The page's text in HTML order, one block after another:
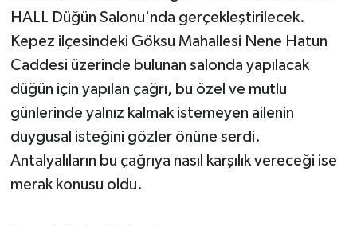
HALL Düğün Salonu'nda gerçekleştirilecek.
Kepez ilçesindeki Göksu Mahallesi Nene Hatun
Caddesi üzerinde bulunan salonda yapılacak
düğün için yapılan çağrı, bu özel ve mutlu
günlerinde yalnız kalmak istemeyen ailenin
duygusal isteğini gözler önüne serdi.
Antalyalıların bu çağrıya nasıl karşılık vereceği ise
merak konusu oldu.